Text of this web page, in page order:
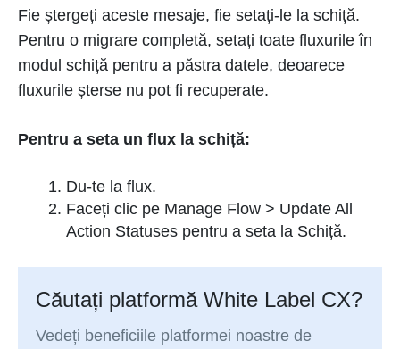
Fie ștergeți aceste mesaje, fie setați-le la schiță.
Pentru o migrare completă, setați toate fluxurile în
modul schiță pentru a păstra datele, deoarece
fluxurile șterse nu pot fi recuperate.
Pentru a seta un flux la schiță:
Du-te la flux.
Faceți clic pe Manage Flow > Update All
Action Statuses pentru a seta la Schiță.
Căutați platformă White Label CX?
Vedeți beneficiile platformei noastre de